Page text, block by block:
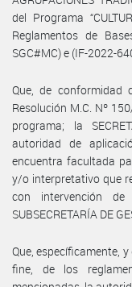
del Programa
Reglamentos de
SGC#MC) e (IF-2022-
Que, de conformidad
Resolución M.C. Nº
programa; la
autoridad de
encuentra facultada
y/o interpretativo que
con intervención
SUBSECRETARÍA DE
Que, específicamente,
fine, de los